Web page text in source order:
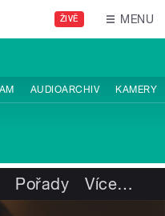
ŽIVĚ MENU
AUDIOARCHIV KAMERY
Pořady Více…